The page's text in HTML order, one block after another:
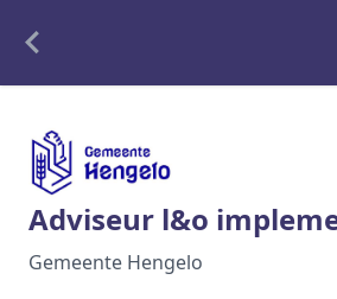
Freelance
Detachering
Adviseur l&o
Gemeente Hengelo